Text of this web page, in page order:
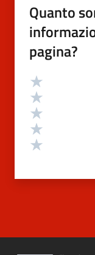
Quanto
pagina?
Valutazione